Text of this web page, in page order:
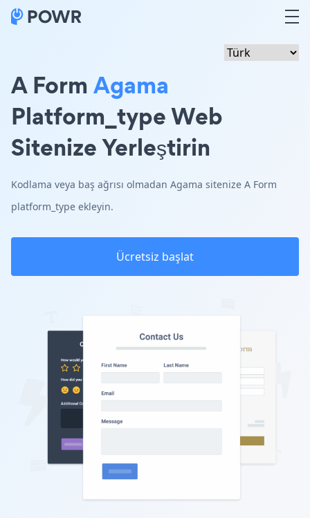
A Form Agama
Platform_type Web
Sitenize Yerleştirin
Kodlama veya baş ağrısı olmadan Agama sitenize A Form
platform_type ekleyin.
Ücretsiz başlat